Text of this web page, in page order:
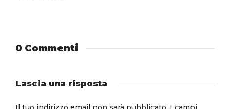
0 Commenti
Lascia una risposta